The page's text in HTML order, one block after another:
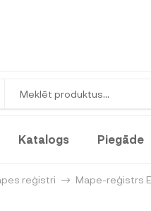
Katalogs Piegāde
reģistri Mape-reģistrs